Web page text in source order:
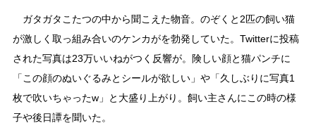
ガタガタこたつの中から聞こえた物音。のぞくと2匹の飼い猫
が激しく取っ組み合いのケンカがを勃発していた。Twitterに投稿
された写真は23万いいねがつく反響が。険しい顔と猫パンチに
「この顔のぬいぐるみとシールが欲しい」や「久しぶりに写真1
枚で吹いちゃったw」と大盛り上がり。飼い主さんにこの時の様
子や後日譚を聞いた。